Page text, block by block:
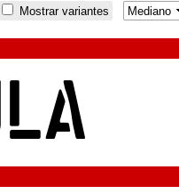
Mostrar variantes